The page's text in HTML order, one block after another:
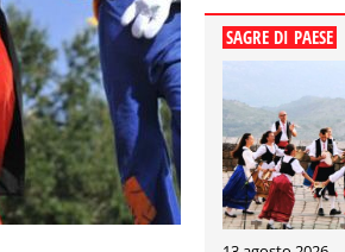
SAGRE DI PAESE